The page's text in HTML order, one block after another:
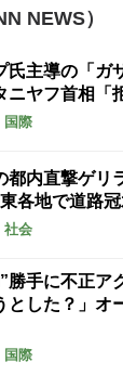
NEWS）
氏主導の「ガ
ヤフ首相「
国際
都内直撃ゲリ
各地で道路
社会
勝手に不正ア
とした？」オ
国際